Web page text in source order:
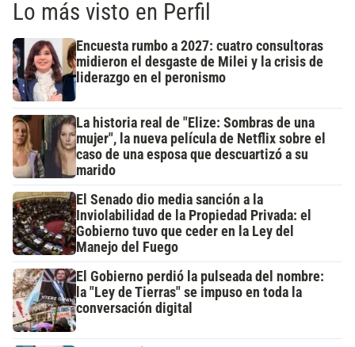
Lo más visto en Perfil
Encuesta rumbo a 2027: cuatro consultoras
midieron el desgaste de Milei y la crisis de
liderazgo en el peronismo
La historia real de "Elize: Sombras de una
mujer", la nueva película de Netflix sobre el
caso de una esposa que descuartizó a su
marido
El Senado dio media sanción a la
Inviolabilidad de la Propiedad Privada: el
Gobierno tuvo que ceder en la Ley del
Manejo del Fuego
El Gobierno perdió la pulseada del nombre:
la "Ley de Tierras" se impuso en toda la
conversación digital